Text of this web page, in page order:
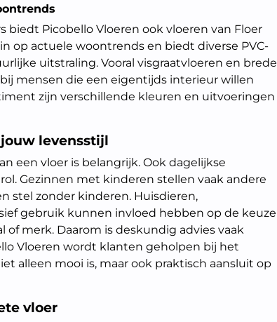
biedt Picobello Vloeren ook vloeren van Floer
op actuele woontrends en biedt diverse PVC-
uitstraling. Vooral visgraatvloeren en brede
mensen die een eigentijds interieur willen
zijn verschillende kleuren en uitvoeringen
levensstijl
een vloer is belangrijk. Ook dagelijkse
Gezinnen met kinderen stellen vaak andere
stel zonder kinderen. Huisdieren,
gebruik kunnen invloed hebben op de keuze
of merk. Daarom is deskundig advies vaak
Vloeren wordt klanten geholpen bij het
alleen mooi is, maar ook praktisch aansluit op
vloer